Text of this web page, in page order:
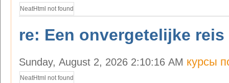
NeatHtml not found
re: Een onvergetelijke reis
Sunday, August 2, 2026 2:10:16 AM курсы
NeatHtml not found